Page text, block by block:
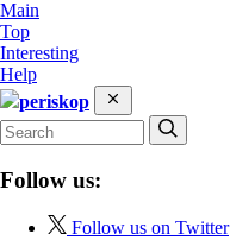
Main
Top
Interesting
Help
periskop
Follow us:
Follow us on Twitter